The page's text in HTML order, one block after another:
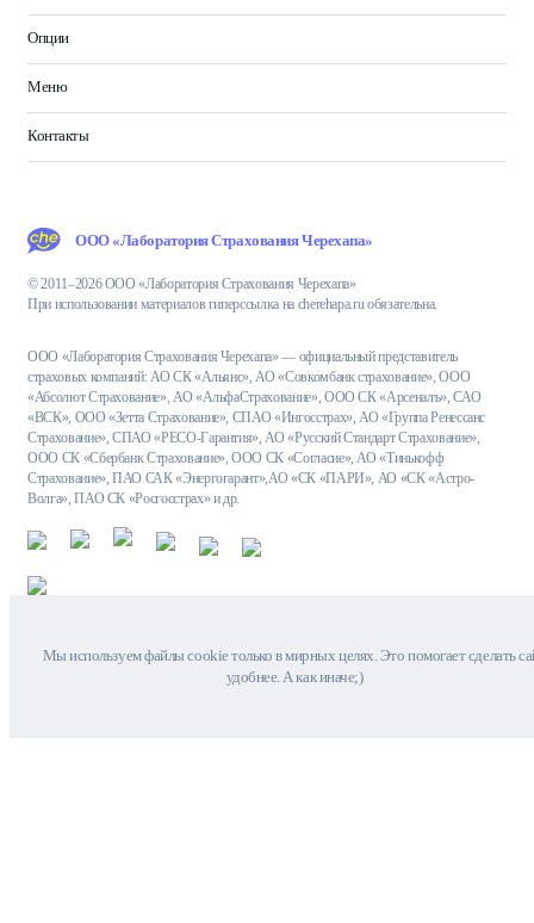
Опции
Меню
Контакты
ООО «Лаборатория Страхования Черехапа»
© 2011–2026 ООО «Лаборатория Страхования Черехапа»
При использовании материалов гиперссылка на cherehapa.ru обязательна.
ООО «Лаборатория Страхования Черехапа» — официальный представитель
страховых компаний: АО СК «Альянс», АО «Совкомбанк страхование», ООО
«Абсолют Страхование», АО «АльфаСтрахование», ООО СК «Арсеналъ», САО
«ВСК», ООО «Зетта Страхование», СПАО «Ингосстрах», АО «Группа Ренессанс
Страхование», СПАО «РЕСО-Гарантия», АО «Русский Стандарт Страхование»,
ООО СК «Сбербанк Страхование», ООО СК «Согласие», АО «Тинькофф
Страхование», ПАО САК «Энергогарант»,АО «СК «ПАРИ», АО «СК «Астро-
Волга», ПАО СК «Росгосстрах» и др.
Мы используем файлы cookie только в мирных целях. Это помогает сделать
удобнее. А как иначе;)